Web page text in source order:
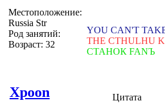
Местоположение:
Russia Str
Род занятий:
Возраст: 32
YOU CAN'T
THE CTHULHU
СТАНОК FANЪ
Xpoon Цитата